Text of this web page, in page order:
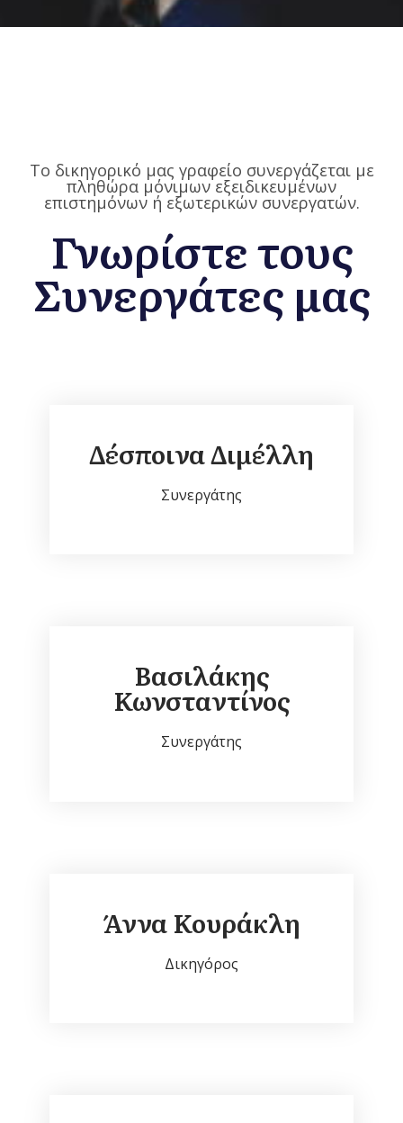
Το δικηγορικό μας γραφείο συνεργάζεται με
πληθώρα μόνιμων εξειδικευμένων
επιστημόνων ή εξωτερικών συνεργατών.
Γνωρίστε τους
Συνεργάτες μας
Δέσποινα Διμέλλη
Συνεργάτης
Βασιλάκης
Κωνσταντίνος
Συνεργάτης
Άννα Κουράκλη
Δικηγόρος